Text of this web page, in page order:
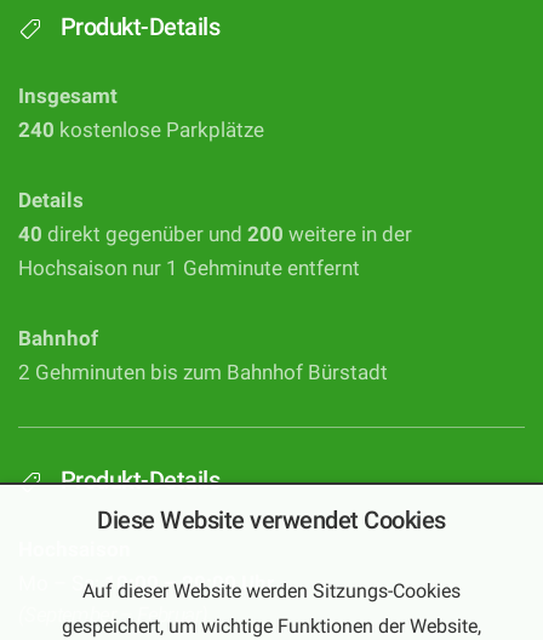
Produkt-Details
Insgesamt
240 kostenlose Parkplätze
Details
40 direkt gegenüber und 200 weitere in der
Hochsaison nur 1 Gehminute entfernt
Bahnhof
2 Gehminuten bis zum Bahnhof Bürstadt
Produkt-Details
Mo – Sa:10:00 – 20:00 Uhr
(September – Februar)
Diese Website verwendet Cookies
Auf dieser Website werden Sitzungs-Cookies
gespeichert, um wichtige Funktionen der Website,